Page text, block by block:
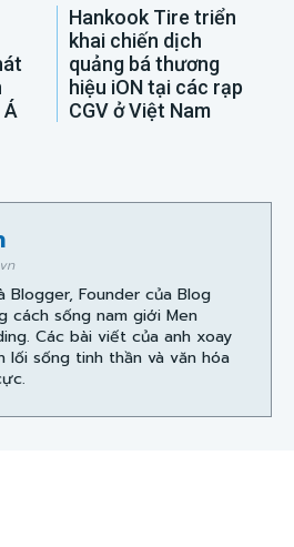
Hankook Tire triển
khai chiến dịch
quảng bá thương
hiệu iON tại các rạp
CGV ở Việt Nam
Blogger, Founder của Blog
cách sống nam giới Men
Các bài viết của anh xoay
lối sống tinh thần và văn hóa